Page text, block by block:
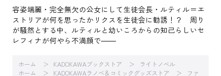
容姿端麗・完全無欠の公女にして生徒会長・ルティル＝エ
ストリアが何を思ったかリクスを生徒会に勧誘！？ 周り
が騒然とする中、ルティルと幼いころからの知己らしいセ
レフィナが何やら不満顔で――
ホーム KADOKAWAブックストア
ライトノベル
ホーム
KADOKAWAラノベ＆コミックグッズストア
ファ